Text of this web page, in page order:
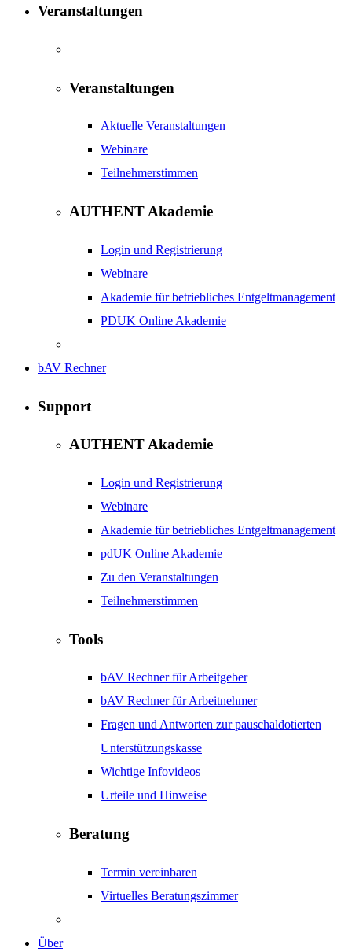
Veranstaltungen
Veranstaltungen
Aktuelle Veranstaltungen
Webinare
Teilnehmerstimmen
AUTHENT Akademie
Login und Registrierung
Webinare
Akademie für betriebliches Entgeltmanagement
PDUK Online Akademie
bAV Rechner
Support
AUTHENT Akademie
Login und Registrierung
Webinare
Akademie für betriebliches Entgeltmanagement
pdUK Online Akademie
Zu den Veranstaltungen
Teilnehmerstimmen
Tools
bAV Rechner für Arbeitgeber
bAV Rechner für Arbeitnehmer
Fragen und Antworten zur pauschaldotierten
Unterstützungskasse
Wichtige Infovideos
Urteile und Hinweise
Beratung
Termin vereinbaren
Virtuelles Beratungszimmer
Über